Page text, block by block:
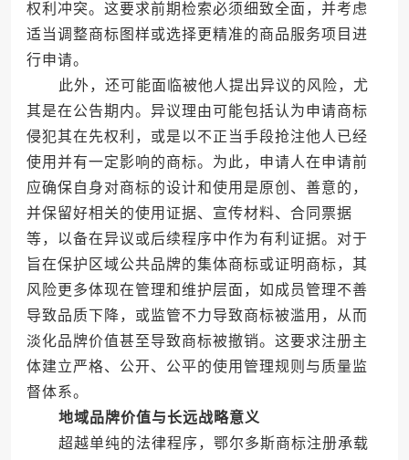
权利冲突。这要求前期检索必须细致全面，并考虑
适当调整商标图样或选择更精准的商品服务项目进
行申请。
此外，还可能面临被他人提出异议的风险，尤
其是在公告期内。异议理由可能包括认为申请商标
侵犯其在先权利，或是以不正当手段抢注他人已经
使用并有一定影响的商标。为此，申请人在申请前
应确保自身对商标的设计和使用是原创、善意的，
并保留好相关的使用证据、宣传材料、合同票据
等，以备在异议或后续程序中作为有利证据。对于
旨在保护区域公共品牌的集体商标或证明商标，其
风险更多体现在管理和维护层面，如成员管理不善
导致品质下降，或监管不力导致商标被滥用，从而
淡化品牌价值甚至导致商标被撤销。这要求注册主
体建立严格、公开、公平的使用管理规则与质量监
督体系。
地域品牌价值与长远战略意义
超越单纯的法律程序，鄂尔多斯商标注册承载